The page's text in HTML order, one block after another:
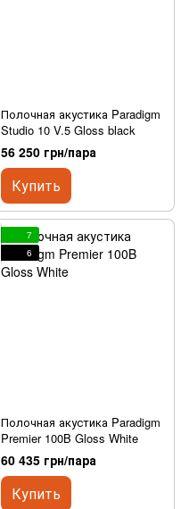
Полочная акустика Paradigm
Studio 10 V.5 Gloss black
56 250 грн/пара
Купить
7
6
Полочная акустика Paradigm
Premier 100B Gloss White
60 435 грн/пара
Купить